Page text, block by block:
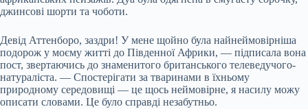
джинсові шорти та чоботи.
Девід Аттенборо, заздри! У мене щойно була найнеймовірніша
подорож у моєму житті до Південної Африки, — підписала вона
пост, звертаючись до знаменитого британського телеведучого-
натураліста. — Спостерігати за тваринами в їхньому
природному середовищі — це щось неймовірне, я насилу можу
описати словами. Це було справді незабутньо.